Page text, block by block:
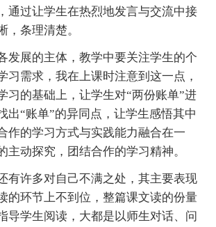
通过让学生在热烈地发言与交流中接
，条理清楚。
发展的主体，教学中要关注学生的个
习需求，我在上课时注意到这一点，
习的基础上，让学生对“两份账单”进
出“账单”的异同点，让学生感悟其中
作的学习方式与实践能力融合在一
主动探究，团结合作的学习精神。
有许多对自己不满之处，其主要表现
的环节上不到位，整篇课文读的份量
导学生阅读，大都是以师生对话、问